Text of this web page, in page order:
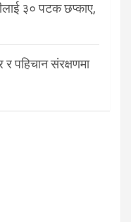
३० पटक छप्काए,
पहिचान संरक्षणमा